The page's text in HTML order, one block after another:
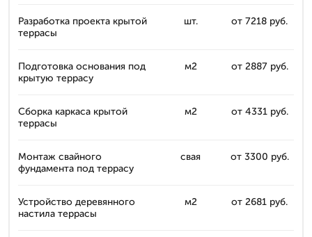
Разработка проекта крытой
террасы
шт. от 7218 руб.
Подготовка основания под
крытую террасу
м2 от 2887 руб.
Сборка каркаса крытой
террасы
м2 от 4331 руб.
Монтаж свайного
фундамента под террасу
свая от 3300 руб.
Устройство деревянного
настила террасы
м2 от 2681 руб.